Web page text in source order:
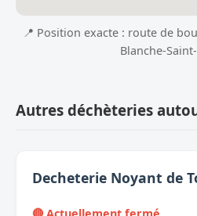
📍 Position exacte : route de
Blanche-
Autres déchèteries
Decheterie Noyant de